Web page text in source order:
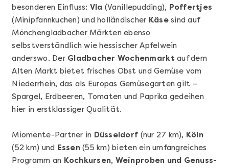
Mehr anzeigen
Geschenkbox 100€
besonderen Einfluss: Vla (Vanillepudding), Poffertjes
(Minipfannkuchen) und holländischer Käsesind auf
Mönchengladbacher Märkten ebenso
selbstverständlich wie hessischer Apfelwein
anderswo. Der Gladbacher Wochenmarkt auf dem
Alten Markt bietet frisches Obst und Gemüse vom
Niederrhein, das als Europas Gemüsegarten gilt –
Spargel, Erdbeeren, Tomaten und Paprika gedeihen
hier in erstklassiger Qualität.
Miomente-Partner in Düsseldorf (nur 27 km), Köln
(52 km) und Essen(55 km) bieten ein umfangreiches
Programm an Kochkursen, Weinproben und Genuss-